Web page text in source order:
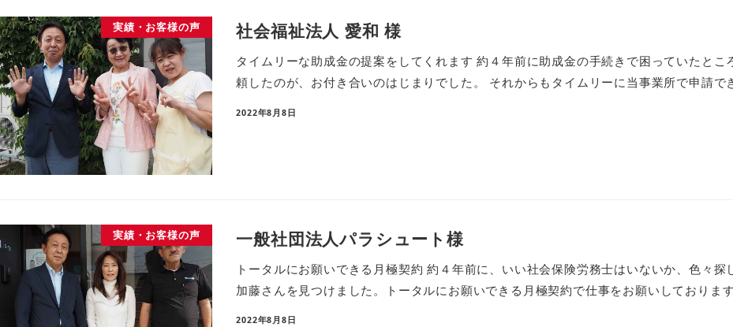
実績・お客様の声 社会福祉法人 愛和 様
タイムリーな助成金の提案をしてくれます 約４年前に助成金の手続きで困っていたと
頼したのが、お付き合いのはじまりでした。 それからもタイムリーに当事業所で申請
2022年8月8日
実績・お客様の声 一般社団法人パラシュート様
トータルにお願いできる月極契約 約４年前に、いい社会保険労務士はいないか、色々
加藤さんを見つけました。トータルにお願いできる月極契約で仕事をお願いしておりま
2022年8月8日